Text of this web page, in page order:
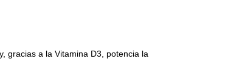
gracias a la Vitamina D3, potencia la